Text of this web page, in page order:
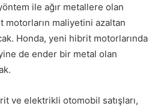
ile ağır metallere olan
motorların maliyetini azaltan
Honda, yeni hibrit motorlarında
de ender bir metal olan
ve elektrikli otomobil satışları,